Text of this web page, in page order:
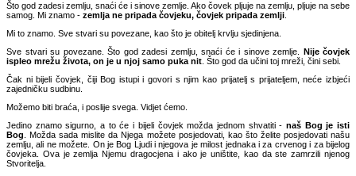
Što god zadesi zemlju, snaći će i sinove zemlje. Ako čovek pljuje na zemlju, pljuje na sebe
samog. Mi znamo - zemlja ne pripada čovjeku, čovjek pripada zemlji
Mi to znamo. Sve stvari su povezane, kao što je obitelj krvlju sjedinjena.
Sve stvari su povezane. Što god zadesi zemlju, snaći će i sinove zemlje.
Nije čovjek
ispleo mrežu života, on je u njoj samo puka nit . Što god da učini toj mreži, čini sebi.
Čak ni bijeli čovjek, čiji Bog istupi i govori s njim kao prijatelj s prijateljem, neće izbjeći
zajedničku sudbinu.
Možemo biti braća, i poslije svega. Vidjet ćemo.
Jedino znamo sigurno, a to će i bijeli čovjek možda jednom shvatiti - naš Bog je isti
Bog . Možda sada mislite da Njega možete posjedovati, kao što želite posjedovati našu
zemlju, ali ne možete. On je Bog Ljudi i njegova je milost jednaka i za crvenog i za bijelog
čovjeka. Ova je zemlja Njemu dragocjena i ako je uništite, kao da ste zamrzili njenog
Stvoritelja.